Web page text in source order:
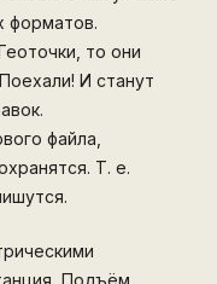
форматов.
то они
И станут
файла,
Т. е.
Подъём,